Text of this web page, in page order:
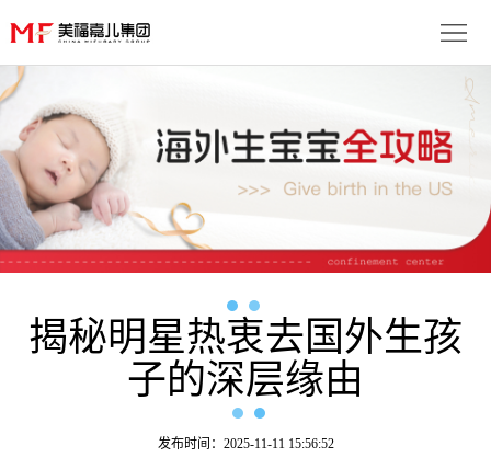
子
优
势
服
务
流
月
子
成
揭秘明星热衷去国外生孩
子的深层缘由
发布时间：2025-11-11 15:56:52